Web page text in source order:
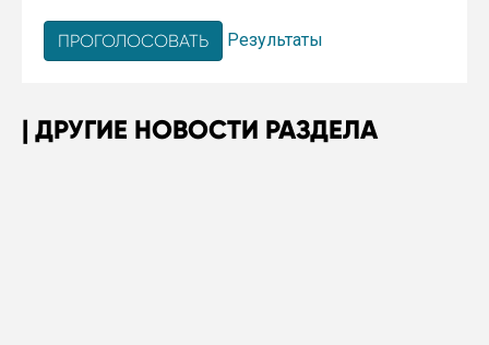
Результаты
ДРУГИЕ НОВОСТИ РАЗДЕЛА